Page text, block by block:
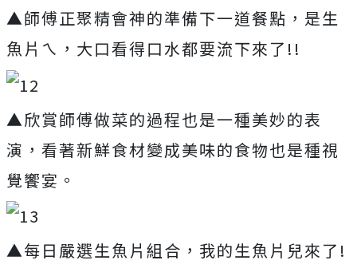
▲師傅正聚精會神的準備下一道餐點，是生
魚片ㄟ，大口看得口水都要流下來了!!
▲欣賞師傅做菜的過程也是一種美妙的表
演，看著新鮮食材變成美味的食物也是種視
覺饗宴。
▲每日嚴選生魚片組合，我的生魚片兒來了!